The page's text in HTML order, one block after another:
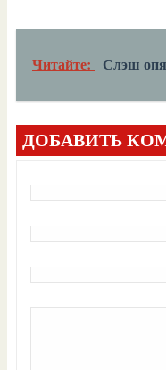
Читайте: Слэш
ДОБАВИТЬ